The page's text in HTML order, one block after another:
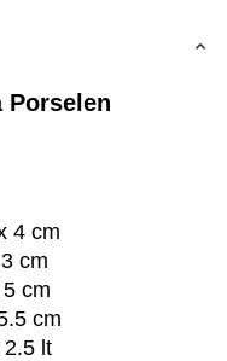
Porselen
4 cm
cm
cm
cm
2.5 lt